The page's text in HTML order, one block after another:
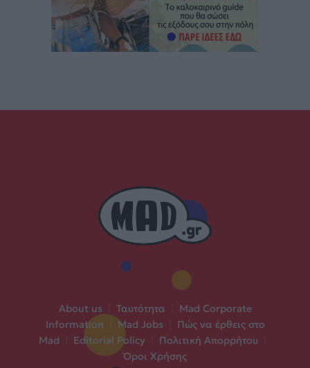
About us Ταυτότητα
Mad Corporate
Information
Mad Jobs
Πώς να έρθεις στο
Mad
Editorial Policy Πολιτική Απορρήτου
Όροι Χρήσης